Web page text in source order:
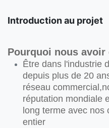
Introduction au projet
Pourquoi nous avoir
Être dans l'industrie
depuis plus de 20
réseau
réputation mondiale
long terme avec
entier